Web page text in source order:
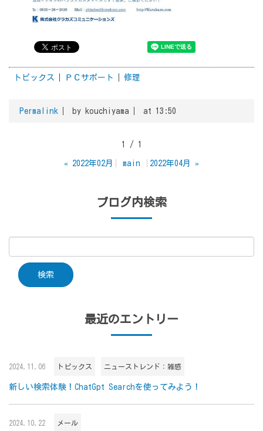
トピックス ＰＣサポート 修理
Permalink by kouchiyama at 13:50
1 / 1
« 2022年02月 main 2022年04月 »
ブログ内検索
最近のエントリー
2024.11.06 トピックス ニューストレンド：雑感
新しい検索体験！ChatGpt Searchを使ってみよう！
2024.10.22 メール